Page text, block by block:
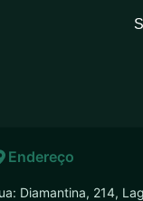
Endereço
Diamantina, 214,